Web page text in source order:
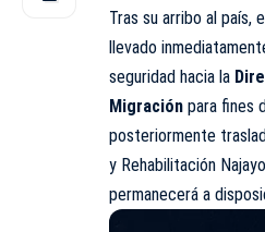
Tras su arribo al país,
llevado
seguridad hacia la
Migración para fines
posteriormente
y Rehabilitación
permanecerá a